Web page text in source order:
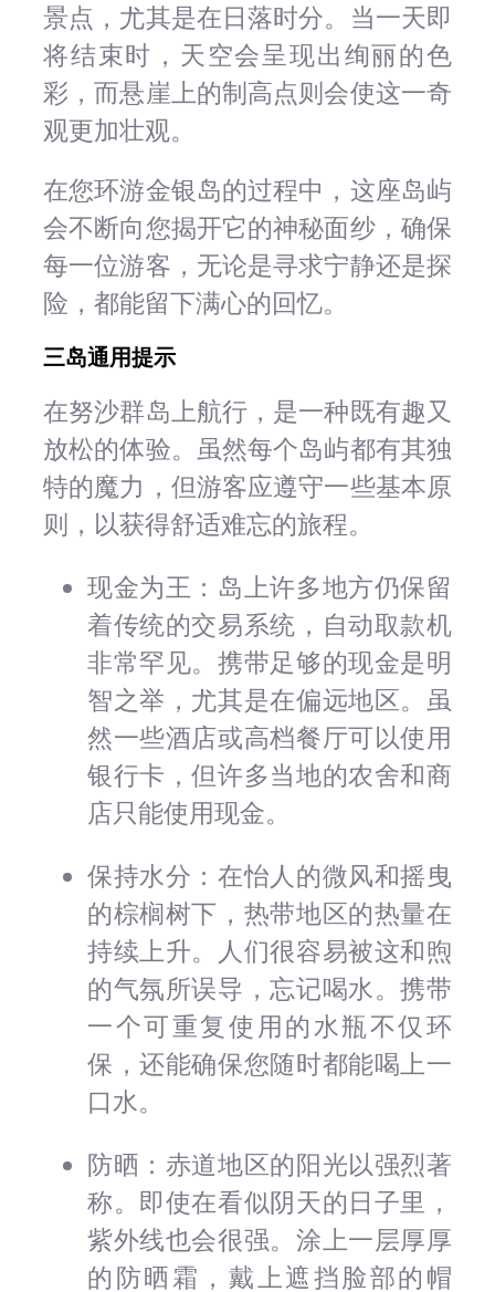
景点，尤其是在日落时分。当一天即
将结束时，天空会呈现出绚丽的色
彩，而悬崖上的制高点则会使这一奇
观更加壮观。
在您环游金银岛的过程中，这座岛屿
会不断向您揭开它的神秘面纱，确保
每一位游客，无论是寻求宁静还是探
险，都能留下满心的回忆。
三岛通用提示
在努沙群岛上航行，是一种既有趣又
放松的体验。虽然每个岛屿都有其独
特的魔力，但游客应遵守一些基本原
则，以获得舒适难忘的旅程。
现金为王：岛上许多地方仍保留
着传统的交易系统，自动取款机
非常罕见。携带足够的现金是明
智之举，尤其是在偏远地区。虽
然一些酒店或高档餐厅可以使用
银行卡，但许多当地的农舍和商
店只能使用现金。
保持水分：在怡人的微风和摇曳
的棕榈树下，热带地区的热量在
持续上升。人们很容易被这和煦
的气氛所误导，忘记喝水。携带
一个可重复使用的水瓶不仅环
保，还能确保您随时都能喝上一
口水。
防晒：赤道地区的阳光以强烈著
称。即使在看似阴天的日子里，
紫外线也会很强。涂上一层厚厚
的防晒霜，戴上遮挡脸部的帽